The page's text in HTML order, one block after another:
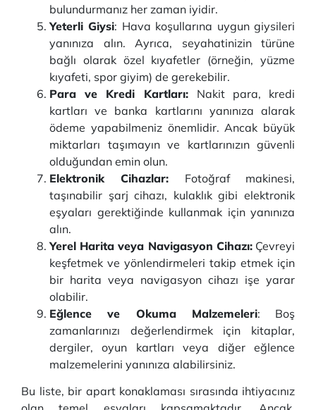
bulundurmanız her zaman iyidir.
Yeterli Giysi: Hava koşullarına uygun giysileri
yanınıza alın. Ayrıca, seyahatinizin türüne
bağlı olarak özel kıyafetler (örneğin, yüzme
kıyafeti, spor giyim) de gerekebilir.
Para ve Kredi Kartları: Nakit para, kredi
kartları ve banka kartlarını yanınıza alarak
ödeme yapabilmeniz önemlidir. Ancak büyük
miktarları taşımayın ve kartlarınızın güvenli
olduğundan emin olun.
Elektronik Cihazlar: Fotoğraf makinesi,
taşınabilir şarj cihazı, kulaklık gibi elektronik
eşyaları gerektiğinde kullanmak için yanınıza
alın.
Yerel Harita veya Navigasyon Cihazı:Çevreyi
keşfetmek ve yönlendirmeleri takip etmek için
bir harita veya navigasyon cihazı işe yarar
olabilir.
Eğlence ve Okuma Malzemeleri: Boş
zamanlarınızı değerlendirmek için kitaplar,
dergiler, oyun kartları veya diğer eğlence
malzemelerini yanınıza alabilirsiniz.
Bu liste, bir apart konaklaması sırasında ihtiyacınız